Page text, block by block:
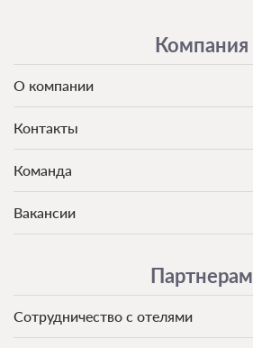
Компания
О компании
Контакты
Команда
Вакансии
Партнерам
Сотрудничество с отелями